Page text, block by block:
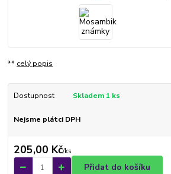
** celý popis
Dostupnost Skladem 1 ks
Nejsme plátci DPH
205,00 Kč/ks
Přidat do košíku